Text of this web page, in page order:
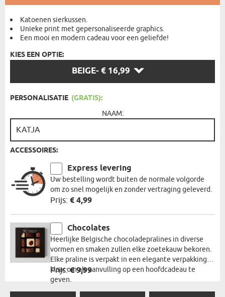
Katoenen sierkussen.
Unieke print met gepersonaliseerde graphics.
Een mooi en modern cadeau voor een geliefde!
KIES EEN OPTIE:
BEIGE- € 16,99
OPTIE:
PERSONALISATIE (GRATIS):
NAAM:
ACCESSOIRES:
Express levering
Uw bestelling wordt buiten de normale volgorde
om zo snel mogelijk en zonder vertraging geleverd.
Prijs: € 4,99
Chocolates
Heerlijke Belgische chocoladepralines in diverse
vormen en smaken zullen elke zoetekauw bekoren.
Elke praline is verpakt in een elegante verpakking,
klaar om als aanvulling op een hoofdcadeau te
geven.
Prijs:€ 9,99